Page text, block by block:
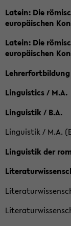
Latein: Die
europäischen
Latein: Die
europäischen
Lehrerfortbildung
Linguistics / M.A.
Linguistik / B.A.
Linguistik / M.A.
Linguistik der